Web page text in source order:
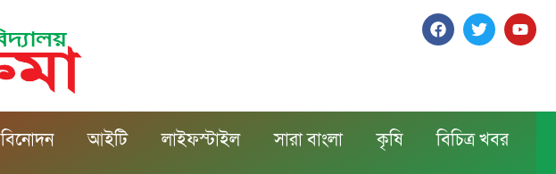
বিনোদন আইটি লাইফস্টাইল সারা বাংলা কৃষি বিচিত্র খবর